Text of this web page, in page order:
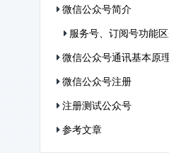
微信公众号简介
服务号、订阅号功能
微信公众号通讯基本原
微信公众号注册
注册测试公众号
参考文章